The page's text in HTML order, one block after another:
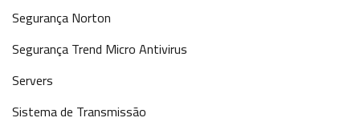
Segurança Norton
Segurança Trend Micro Antivirus
Servers
Sistema de Transmissão